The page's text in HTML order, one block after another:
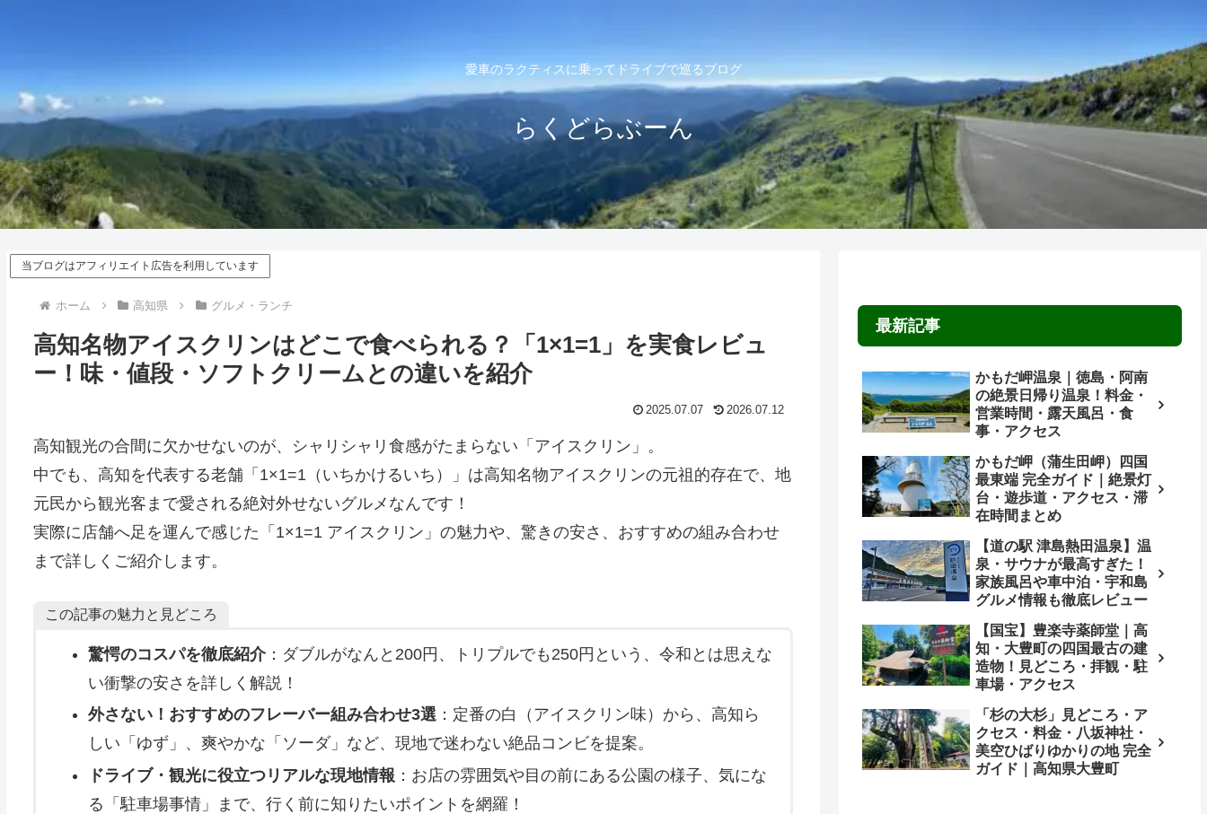
愛車のラクティスに乗ってドライブで巡るブログ
らくどらぶーん
当ブログはアフィリエイト広告を利用しています
ホーム 高知県 グルメ・ランチ
高知名物アイスクリンはどこで食べられる？「1×1=1」を実食レビュ
ー！味・値段・ソフトクリームとの違いを紹介
2025.07.07 2026.07.12
高知観光の合間に欠かせないのが、シャリシャリ食感がたまらない「アイスクリン」。
中でも、高知を代表する老舗「1×1=1（いちかけるいち）」は高知名物アイスクリンの元祖的存在で、地
元民から観光客まで愛される絶対外せないグルメなんです！
実際に店舗へ足を運んで感じた「1×1=1 アイスクリン」の魅力や、驚きの安さ、おすすめの組み合わせ
まで詳しくご紹介します。
この記事の魅力と見どころ
驚愕のコスパを徹底紹介：ダブルがなんと200円、トリプルでも250円という、令和とは思えな
い衝撃の安さを詳しく解説！
外さない！おすすめのフレーバー組み合わせ3選：定番の白（アイスクリン味）から、高知ら
しい「ゆず」、爽やかな「ソーダ」など、現地で迷わない絶品コンビを提案。
ドライブ・観光に役立つリアルな現地情報 ：お店の雰囲気や目の前にある公園の様子、気にな
る「駐車場事情」まで、行く前に知りたいポイントを網羅！
最新記事
かもだ岬温泉｜徳島・阿南
の絶景日帰り温泉！料金・
営業時間・露天風呂・食
事・アクセス
かもだ岬（蒲生田岬）四国
最東端 完全ガイド｜絶景灯
台・遊歩道・アクセス・滞
在時間まとめ
【道の駅 津島熱田温泉】温
泉・サウナが最高すぎた！
家族風呂や車中泊・宇和島
グルメ情報も徹底レビュー
【国宝】豊楽寺薬師堂｜高
知・大豊町の四国最古の建
造物！見どころ・拝観・駐
車場・アクセス
「杉の大杉」見どころ・ア
クセス・料金・八坂神社・
美空ひばりゆかりの地 完全
ガイド｜高知県大豊町